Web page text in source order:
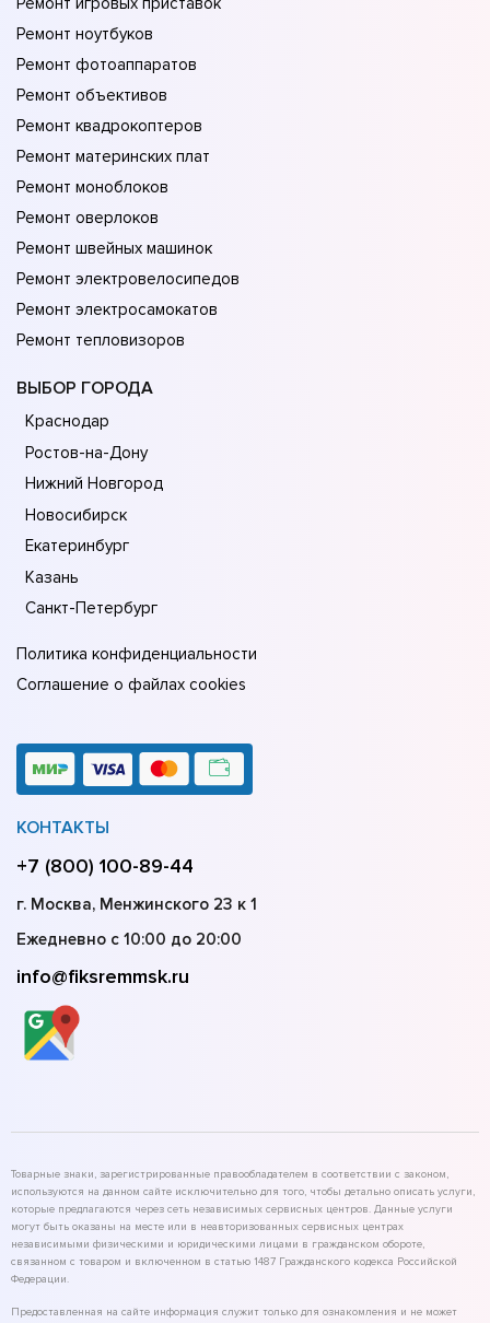
Ремонт ноутбуков
Ремонт фотоаппаратов
Ремонт объективов
Ремонт квадрокоптеров
Ремонт материнских плат
Ремонт моноблоков
Ремонт оверлоков
Ремонт швейных машинок
Ремонт электровелосипедов
Ремонт электросамокатов
Ремонт тепловизоров
ВЫБОР ГОРОДА
Краснодар
Ростов-на-Дону
Нижний Новгород
Новосибирск
Екатеринбург
Казань
Санкт-Петербург
Политика конфиденциальности
Соглашение о файлах cookies
КОНТАКТЫ
+7 (800) 100-89-44
г. Москва, Менжинского 23 к 1
Ежедневно с 10:00 до 20:00
info@fiksremmsk.ru
Товарные знаки, зарегистрированные правообладателем в соответствии с законом,
используются на данном сайте исключительно для того, чтобы детально описать услуги,
которые предлагаются через сеть независимых сервисных центров. Данные услуги
могут быть оказаны на месте или в неавторизованных сервисных центрах
независимыми физическими и юридическими лицами в гражданском обороте,
связанном с товаром и включенном в статью 1487 Гражданского кодекса Российской
Федерации.
Предоставленная на сайте информация служит только для ознакомления и не может